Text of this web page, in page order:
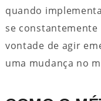
quando
se constantemente
vontade de agir
uma mudança no